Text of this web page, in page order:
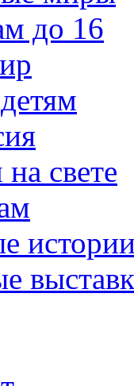
до 16
свете